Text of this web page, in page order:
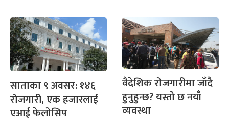
साताका ९ अवसर: १४६
रोजगारी, एक हजारलाई
एआई फेलोसिप
वैदेशिक रोजगारीमा जाँदै
हुनुहुन्छ? यस्तो छ नयाँ
व्यवस्था